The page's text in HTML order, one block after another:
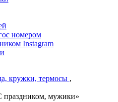
номером
Instagram
кружки, термосы ,
праздником, мужики»